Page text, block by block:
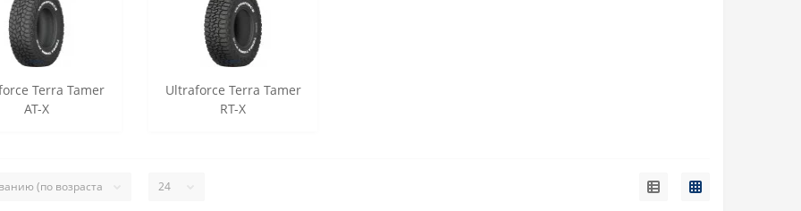
Terra Tamer
AT-X
Ultraforce Terra Tamer
RT-X